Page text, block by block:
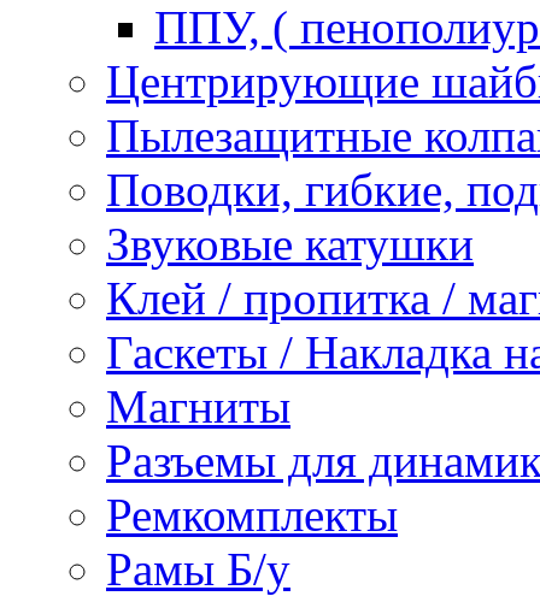
ППУ, (
Центрирующие
Пылезащитные
Поводки, гибкие,
Звуковые катушки
Клей / пропитка /
Гаскеты / Накладка
Магниты
Разъемы для
Ремкомплекты
Рамы Б/у